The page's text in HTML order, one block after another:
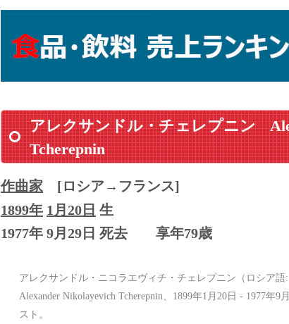
アレクサンドル・チェレプニン
Tcherepnin
作曲家
[ロシア→フランス]
1899年 1月20日 生
1977年 9月29日 死去
享年79歳
アレクサンドル・ニコラエヴィチ・チェレプニン（ロシア語:
Alexander Nikolayevich Tcherepnin、1899年1月20日 - 1977年
スト。